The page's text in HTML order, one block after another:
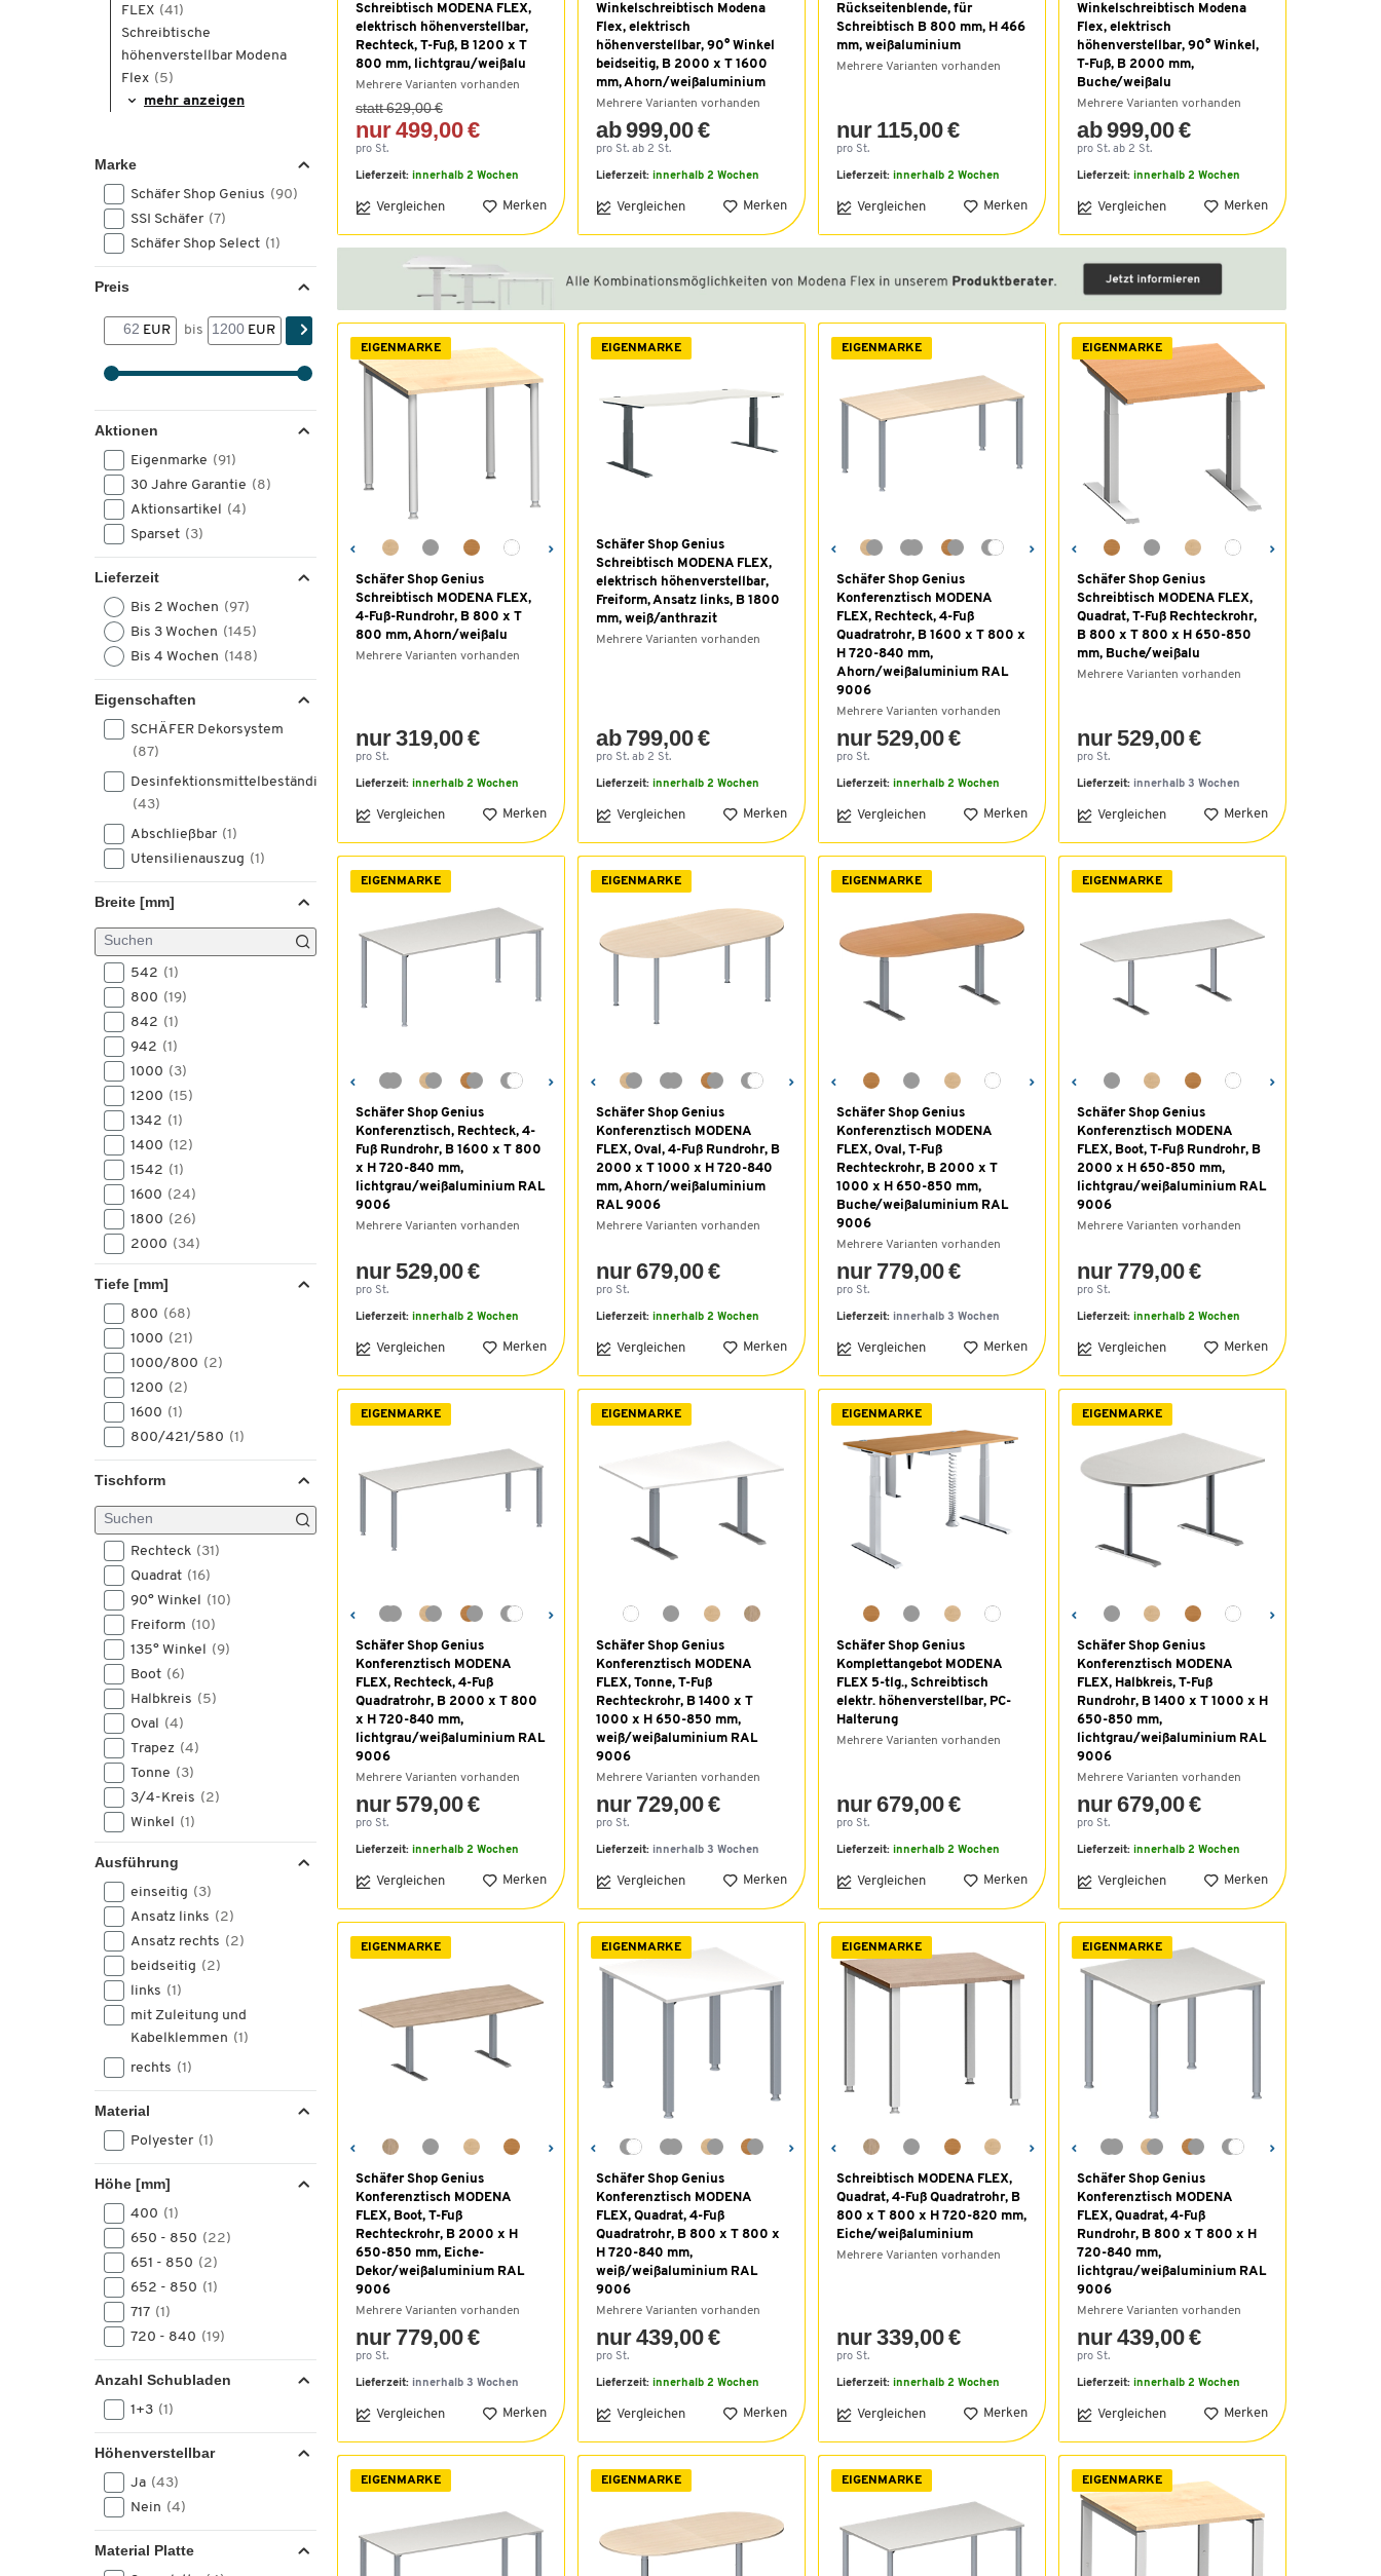
FLEX (41)
Schreibtische
höhenverstellbar Modena
Flex (5)
mehr anzeigen
Marke
Schäfer Shop Genius (90)
SSI Schäfer (7)
Schäfer Shop Select (1)
Preis
EUR bis EUR
Aktionen
Eigenmarke (91)
30 Jahre Garantie (8)
Aktionsartikel (4)
Sparset (3)
Lieferzeit
Bis 2 Wochen (97)
Bis 3 Wochen (145)
Bis 4 Wochen (148)
Eigenschaften
SCHÄFER Dekorsystem
(87)
Desinfektionsmittelbeständig
(43)
Abschließbar (1)
Utensilienauszug (1)
Breite [mm]
542 (1)
800 (19)
842 (1)
942 (1)
1000 (3)
1200 (15)
1342 (1)
1400 (12)
1542 (1)
1600 (24)
1800 (26)
2000 (34)
2165(8)
Tiefe [mm]
800 (68)
1000 (21)
1000/800 (2)
1200 (2)
1600 (1)
800/421/580 (1)
Tischform
Rechteck (31)
Quadrat (16)
90° Winkel (10)
Freiform (10)
135° Winkel (9)
Boot (6)
Halbkreis (5)
Oval (4)
Trapez (4)
Tonne (3)
3/4-Kreis (2)
Winkel (1)
Ausführung
einseitig (3)
Ansatz links (2)
Ansatz rechts (2)
beidseitig (2)
links (1)
mit Zuleitung und
Kabelklemmen (1)
rechts (1)
Material
Polyester (1)
Höhe [mm]
400 (1)
650 - 850 (22)
651 - 850 (2)
652 - 850 (1)
717 (1)
720 - 840 (19)
Anzahl Schubladen
1+3 (1)
Höhenverstellbar
Ja (43)
Nein (4)
Material Platte
Schreibtisch MODENA FLEX,
elektrisch höhenverstellbar,
Rechteck, T-Fuß, B 1200 x T
800 mm, lichtgrau/weißalu
Mehrere Varianten vorhanden
statt 629,00 €
nur 499,00 €
pro St.
Lieferzeit: innerhalb 2 Wochen
Vergleichen Merken
Winkelschreibtisch Modena
Flex, elektrisch
höhenverstellbar, 90° Winkel
beidseitig, B 2000 x T 1600
mm, Ahorn/weißaluminium
Mehrere Varianten vorhanden
ab 999,00 €
pro St. ab 2 St.
Lieferzeit: innerhalb 2 Wochen
Vergleichen Merken
Rückseitenblende, für
Schreibtisch B 800 mm, H 466
mm, weißaluminium
Mehrere Varianten vorhanden
nur 115,00 €
pro St.
Lieferzeit: innerhalb 2 Wochen
Vergleichen Merken
Winkelschreibtisch Modena
Flex, elektrisch
höhenverstellbar, 90° Winkel,
T-Fuß, B 2000 mm,
Buche/weißalu
Mehrere Varianten vorhanden
ab 999,00 €
pro St. ab 2 St.
Lieferzeit: innerhalb 2 Wochen
Vergleichen Merken
EIGENMARKE
Schäfer Shop Genius
Schreibtisch MODENA FLEX,
4-Fuß-Rundrohr, B 800 x T
800 mm, Ahorn/weißalu
Mehrere Varianten vorhanden
nur 319,00 €
pro St.
Lieferzeit: innerhalb 2 Wochen
Vergleichen Merken
EIGENMARKE
Schäfer Shop Genius
Schreibtisch MODENA FLEX,
elektrisch höhenverstellbar,
Freiform, Ansatz links, B 1800
mm, weiß/anthrazit
Mehrere Varianten vorhanden
ab 799,00 €
pro St. ab 2 St.
Lieferzeit: innerhalb 2 Wochen
Vergleichen Merken
EIGENMARKE
Schäfer Shop Genius
Konferenztisch MODENA
FLEX, Rechteck, 4-Fuß
Quadratrohr, B 1600 x T 800 x
H 720-840 mm,
Ahorn/weißaluminium RAL
9006
Mehrere Varianten vorhanden
nur 529,00 €
pro St.
Lieferzeit: innerhalb 2 Wochen
Vergleichen Merken
EIGENMARKE
Schäfer Shop Genius
Schreibtisch MODENA FLEX,
Quadrat, T-Fuß Rechteckrohr,
B 800 x T 800 x H 650-850
mm, Buche/weißalu
Mehrere Varianten vorhanden
nur 529,00 €
pro St.
Lieferzeit: innerhalb 3 Wochen
Vergleichen Merken
EIGENMARKE
Schäfer Shop Genius
Konferenztisch, Rechteck, 4-
Fuß Rundrohr, B 1600 x T 800
x H 720-840 mm,
lichtgrau/weißaluminium RAL
9006
Mehrere Varianten vorhanden
nur 529,00 €
pro St.
Lieferzeit: innerhalb 2 Wochen
Vergleichen Merken
EIGENMARKE
Schäfer Shop Genius
Konferenztisch MODENA
FLEX, Oval, 4-Fuß Rundrohr, B
2000 x T 1000 x H 720-840
mm, Ahorn/weißaluminium
RAL 9006
Mehrere Varianten vorhanden
nur 679,00 €
pro St.
Lieferzeit: innerhalb 2 Wochen
Vergleichen Merken
EIGENMARKE
Schäfer Shop Genius
Konferenztisch MODENA
FLEX, Oval, T-Fuß
Rechteckrohr, B 2000 x T
1000 x H 650-850 mm,
Buche/weißaluminium RAL
9006
Mehrere Varianten vorhanden
nur 779,00 €
pro St.
Lieferzeit: innerhalb 3 Wochen
Vergleichen Merken
EIGENMARKE
Schäfer Shop Genius
Konferenztisch MODENA
FLEX, Boot, T-Fuß Rundrohr, B
2000 x H 650-850 mm,
lichtgrau/weißaluminium RAL
9006
Mehrere Varianten vorhanden
nur 779,00 €
pro St.
Lieferzeit: innerhalb 2 Wochen
Vergleichen Merken
EIGENMARKE
Schäfer Shop Genius
Konferenztisch MODENA
FLEX, Rechteck, 4-Fuß
Quadratrohr, B 2000 x T 800
x H 720-840 mm,
lichtgrau/weißaluminium RAL
9006
Mehrere Varianten vorhanden
nur 579,00 €
pro St.
Lieferzeit: innerhalb 2 Wochen
Vergleichen Merken
EIGENMARKE
Schäfer Shop Genius
Konferenztisch MODENA
FLEX, Tonne, T-Fuß
Rechteckrohr, B 1400 x T
1000 x H 650-850 mm,
weiß/weißaluminium RAL
9006
Mehrere Varianten vorhanden
nur 729,00 €
pro St.
Lieferzeit: innerhalb 3 Wochen
Vergleichen Merken
EIGENMARKE
Schäfer Shop Genius
Komplettangebot MODENA
FLEX 5-tlg., Schreibtisch
elektr. höhenverstellbar, PC-
Halterung
Mehrere Varianten vorhanden
nur 679,00 €
pro St.
Lieferzeit: innerhalb 2 Wochen
Vergleichen Merken
EIGENMARKE
Schäfer Shop Genius
Konferenztisch MODENA
FLEX, Halbkreis, T-Fuß
Rundrohr, B 1400 x T 1000 x H
650-850 mm,
lichtgrau/weißaluminium RAL
9006
Mehrere Varianten vorhanden
nur 679,00 €
pro St.
Lieferzeit: innerhalb 2 Wochen
Vergleichen Merken
EIGENMARKE
Schäfer Shop Genius
Konferenztisch MODENA
FLEX, Boot, T-Fuß
Rechteckrohr, B 2000 x H
650-850 mm, Eiche-
Dekor/weißaluminium RAL
9006
Mehrere Varianten vorhanden
nur 779,00 €
pro St.
Lieferzeit: innerhalb 3 Wochen
Vergleichen Merken
EIGENMARKE
Schäfer Shop Genius
Konferenztisch MODENA
FLEX, Quadrat, 4-Fuß
Quadratrohr, B 800 x T 800 x
H 720-840 mm,
weiß/weißaluminium RAL
9006
Mehrere Varianten vorhanden
nur 439,00 €
pro St.
Lieferzeit: innerhalb 2 Wochen
Vergleichen Merken
EIGENMARKE
Schreibtisch MODENA FLEX,
Quadrat, 4-Fuß Quadratrohr, B
800 x T 800 x H 720-820 mm,
Eiche/weißaluminium
Mehrere Varianten vorhanden
nur 339,00 €
pro St.
Lieferzeit: innerhalb 2 Wochen
Vergleichen Merken
EIGENMARKE
Schäfer Shop Genius
Konferenztisch MODENA
FLEX, Quadrat, 4-Fuß
Rundrohr, B 800 x T 800 x H
720-840 mm,
lichtgrau/weißaluminium RAL
9006
Mehrere Varianten vorhanden
nur 439,00 €
pro St.
Lieferzeit: innerhalb 2 Wochen
Vergleichen Merken
EIGENMARKE EIGENMARKE EIGENMARKE EIGENMARKE